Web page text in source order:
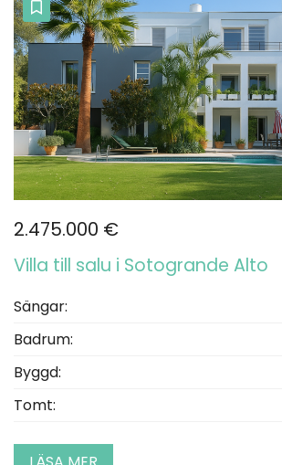
2.475.000 €
Villa till salu i Sotogrande Alto
Sängar:
Badrum:
Byggd:
Tomt: